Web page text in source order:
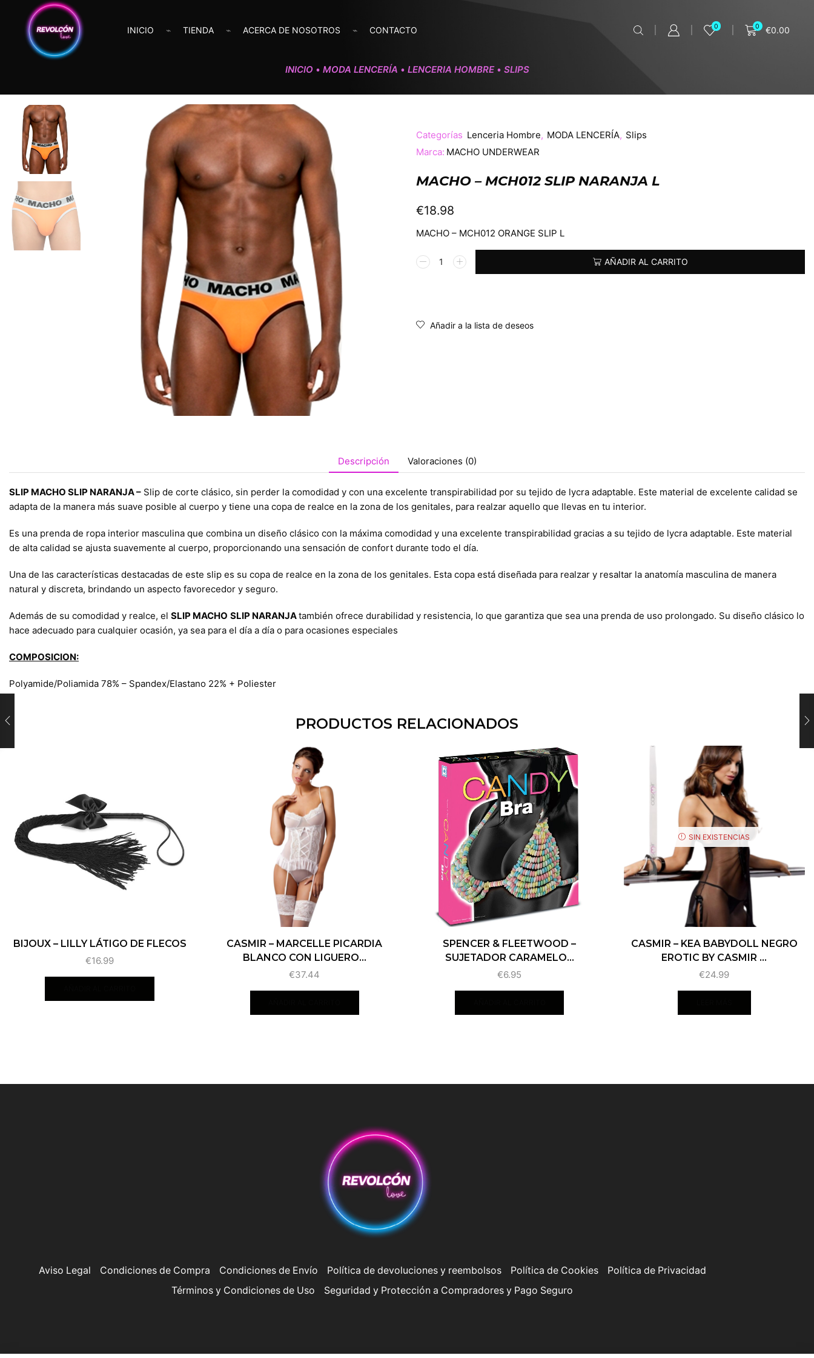
INICIO TIENDA ACERCA DE NOSOTROS CONTACTO 0 0 €0.00
INICIO • MODA LENCERÍA • LENCERIA HOMBRE • SLIPS
Categorías Lenceria Hombre, MODA LENCERÍA, Slips
Marca: MACHO UNDERWEAR
MACHO – MCH012 SLIP NARANJA L
€18.98
MACHO – MCH012 ORANGE SLIP L
AÑADIR AL CARRITO
Alternative:
Añadir a la lista de deseos
Descripción Valoraciones (0)
SLIP MACHO SLIP NARANJA – Slip de corte clásico, sin perder la comodidad y con una excelente transpirabilidad por su tejido de lycra adaptable. Este material de excelente calidad se
adapta de la manera más suave posible al cuerpo y tiene una copa de realce en la zona de los genitales, para realzar aquello que llevas en tu interior.
Es una prenda de ropa interior masculina que combina un diseño clásico con la máxima comodidad y una excelente transpirabilidad gracias a su tejido de lycra adaptable. Este material
de alta calidad se ajusta suavemente al cuerpo, proporcionando una sensación de confort durante todo el día.
Una de las características destacadas de este slip es su copa de realce en la zona de los genitales. Esta copa está diseñada para realzar y resaltar la anatomía masculina de manera
natural y discreta, brindando un aspecto favorecedor y seguro.
Además de su comodidad y realce, el SLIP MACHO SLIP NARANJAtambién ofrece durabilidad y resistencia, lo que garantiza que sea una prenda de uso prolongado. Su diseño clásico lo
hace adecuado para cualquier ocasión, ya sea para el día a día o para ocasiones especiales
COMPOSICION:
Polyamide/Poliamida 78% – Spandex/Elastano 22% + Poliester
PRODUCTOS RELACIONADOS
BIJOUX – LILLY LÁTIGO DE FLECOS
€16.99
CASMIR – MARCELLE PICARDIA
BLANCO CON LIGUERO...
€37.44
SPENCER & FLEETWOOD –
SUJETADOR CARAMELO...
€6.95
SIN EXISTENCIAS
CASMIR – KEA BABYDOLL NEGRO
EROTIC BY CASMIR ...
€24.99
Aviso Legal Condiciones de Compra Condiciones de Envío Política de devoluciones y reembolsos Política de Cookies
Política de Privacidad
Términos y Condiciones de Uso
Seguridad y Protección a Compradores y Pago Seguro